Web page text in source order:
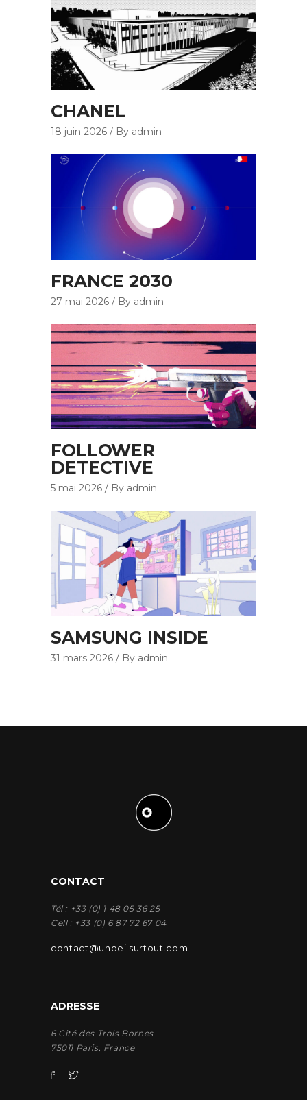
CHANEL
18 juin 2026 By admin
FRANCE 2030
27 mai 2026 By admin
FOLLOWER
DETECTIVE
5 mai 2026 By admin
SAMSUNG INSIDE
31 mars 2026 By admin
CONTACT
Tél : +33 (0) 1 48 05 36 25
Cell : +33 (0) 6 87 72 67 04
contact@unoeilsurtout.com
ADRESSE
6 Cité des Trois Bornes
75011 Paris, France